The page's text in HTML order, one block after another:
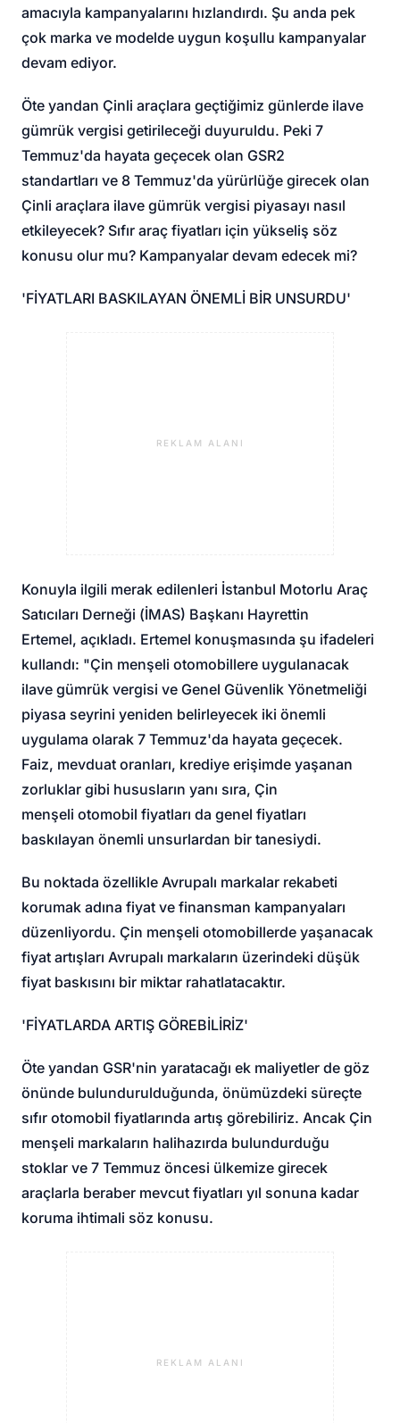
amacıyla kampanyalarını hızlandırdı. Şu anda pek
çok marka ve modelde uygun koşullu kampanyalar
devam ediyor.
Öte yandan Çinli araçlara geçtiğimiz günlerde ilave
gümrük vergisi getirileceği duyuruldu. Peki 7
Temmuz'da hayata geçecek olan GSR2
standartları ve 8 Temmuz'da yürürlüğe girecek olan
Çinli araçlara ilave gümrük vergisi piyasayı nasıl
etkileyecek? Sıfır araç fiyatları için yükseliş söz
konusu olur mu? Kampanyalar devam edecek mi?
'FİYATLARI BASKILAYAN ÖNEMLİ BİR UNSURDU'
REKLAM ALANI
Konuyla ilgili merak edilenleri İstanbul Motorlu Araç
Satıcıları Derneği (İMAS) Başkanı Hayrettin
Ertemel, açıkladı. Ertemel konuşmasında şu ifadeleri
kullandı: "Çin menşeli otomobillere uygulanacak
ilave gümrük vergisi ve Genel Güvenlik Yönetmeliği
piyasa seyrini yeniden belirleyecek iki önemli
uygulama olarak 7 Temmuz'da hayata geçecek.
Faiz, mevduat oranları, krediye erişimde yaşanan
zorluklar gibi hususların yanı sıra, Çin
menşeli otomobil fiyatları da genel fiyatları
baskılayan önemli unsurlardan bir tanesiydi.
Bu noktada özellikle Avrupalı markalar rekabeti
korumak adına fiyat ve finansman kampanyaları
düzenliyordu. Çin menşeli otomobillerde yaşanacak
fiyat artışları Avrupalı markaların üzerindeki düşük
fiyat baskısını bir miktar rahatlatacaktır.
'FİYATLARDA ARTIŞ GÖREBİLİRİZ'
Öte yandan GSR'nin yaratacağı ek maliyetler de göz
önünde bulundurulduğunda, önümüzdeki süreçte
sıfır otomobil fiyatlarında artış görebiliriz. Ancak Çin
menşeli markaların halihazırda bulundurduğu
stoklar ve 7 Temmuz öncesi ülkemize girecek
araçlarla beraber mevcut fiyatları yıl sonuna kadar
koruma ihtimali söz konusu.
REKLAM ALANI